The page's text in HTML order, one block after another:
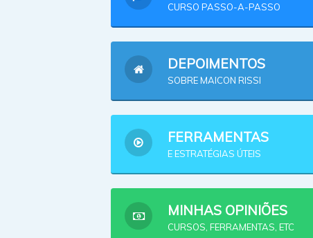
CURSO PASSO-A-PASSO
DEPOIMENTOS
SOBRE MAICON RISSI
FERRAMENTAS
E ESTRATÉGIAS ÚTEIS
MINHAS OPINIÕES
CURSOS, FERRAMENTAS, ETC